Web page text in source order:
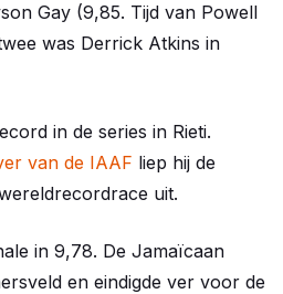
Gay (9,85. Tijd van Powell
was Derrick Atkins in
in de series in Rieti.
van de IAAF liep hij de
uit.
in 9,78. De Jamaïcaan
en eindigde ver voor de